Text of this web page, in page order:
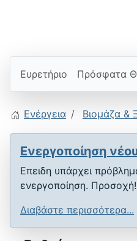
Ευρετήριο Πρόσφατα
Ενέργεια Βιομάζα &
Ενεργοποίηση
Επειδη υπάρχει
ενεργοποίηση.
Διαβάστε περισσότερα...